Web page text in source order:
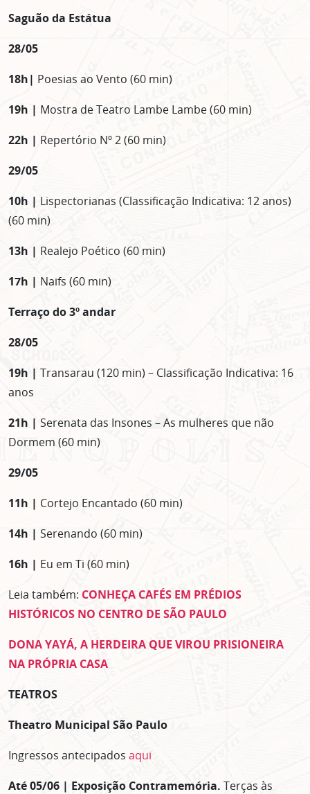
Saguão da Estátua
28/05
18h| Poesias ao Vento (60 min)
19h | Mostra de Teatro Lambe Lambe (60 min)
22h | Repertório Nº 2 (60 min)
29/05
10h | Lispectorianas (Classificação Indicativa: 12 anos)
(60 min)
13h | Realejo Poético (60 min)
17h | Naifs (60 min)
Terraço do 3º andar
28/05
19h | Transarau (120 min) – Classificação Indicativa: 16
anos
21h | Serenata das Insones – As mulheres que não
Dormem (60 min)
29/05
11h | Cortejo Encantado (60 min)
14h | Serenando (60 min)
16h | Eu em Ti (60 min)
Leia também: CONHEÇA CAFÉS EM PRÉDIOS
HISTÓRICOS NO CENTRO DE SÃO PAULO
DONA YAYÁ, A HERDEIRA QUE VIROU PRISIONEIRA
NA PRÓPRIA CASA
TEATROS
Theatro Municipal São Paulo
Ingressos antecipados aqui
Até 05/06 | Exposição Contramemória. Terças às
centro de São Paulo no seu email.